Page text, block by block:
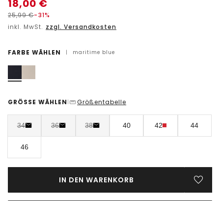
18,00 €
25,99€-31%
inkl. MwSt. zzgl. Versandkosten
FARBE WÄHLEN | maritime blue
GRÖSSE WÄHLEN | Größentabelle
34 36 38 40 42 44
46
IN DEN WARENKORB